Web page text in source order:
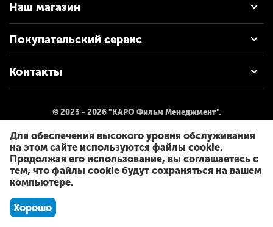
Наш магазин
Покупательский сервис
Контакты
© 2023 - 2026 "КАРО Фильм Менеджмент".
Для обеспечения высокого уровня обслуживания
на этом сайте используются файлы cookie.
Продолжая его использование, вы соглашаетесь с
тем, что файлы cookie будут сохраняться на вашем
компьютере.
Хорошо